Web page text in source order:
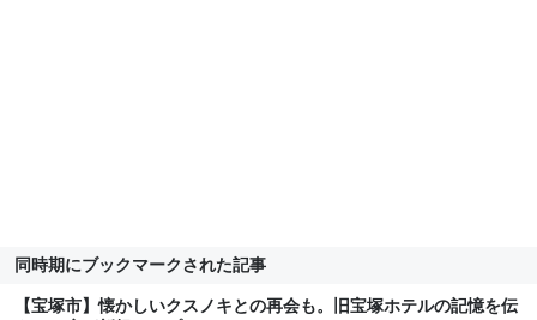
同時期にブックマークされた記事
【宝塚市】懐かしいクスノキとの再会も。旧宝塚ホテルの記憶を伝